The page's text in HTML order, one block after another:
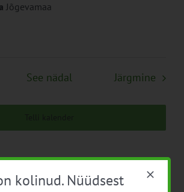
Jõgevamaa
See nädal Järgmine
kolinud. Nüüdsest